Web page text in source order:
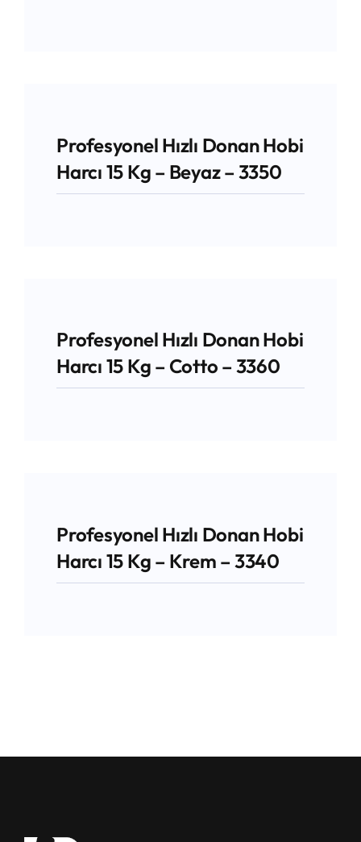
Profesyonel Hızlı Donan Hobi
Harcı 15 Kg – Beyaz – 3350
Profesyonel Hızlı Donan Hobi
Harcı 15 Kg – Cotto – 3360
Profesyonel Hızlı Donan Hobi
Harcı 15 Kg – Krem – 3340